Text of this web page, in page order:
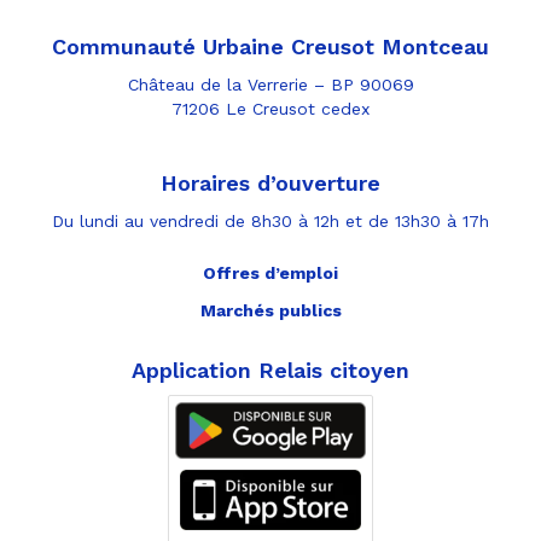
Communauté Urbaine Creusot Montceau
Château de la Verrerie – BP 90069
71206 Le Creusot cedex
Horaires d’ouverture
Du lundi au vendredi de 8h30 à 12h et de 13h30 à 17h
Offres d’emploi
Marchés publics
Application Relais citoyen